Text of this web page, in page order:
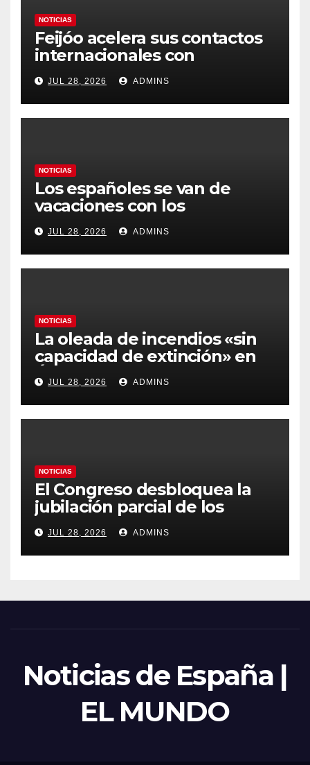
NOTICIAS
Feijóo acelera sus contactos
internacionales con
Latinoamérica como socio
prioritario en su agenda de
gobierno
JUL 28, 2026 ADMINS
NOTICIAS
Los españoles se van de
vacaciones con los
carburantes hasta un 21%
más caros que el año pasado
y los hoteles disparados
JUL 28, 2026 ADMINS
NOTICIAS
La oleada de incendios «sin
capacidad de extinción» en
Ávila y al oeste de Madrid
obliga a declarar la
emergencia nacional
JUL 28, 2026 ADMINS
NOTICIAS
El Congreso desbloquea la
jubilación parcial de los
trabajadores laborales del
sector público
JUL 28, 2026 ADMINS
Noticias de España |
EL MUNDO